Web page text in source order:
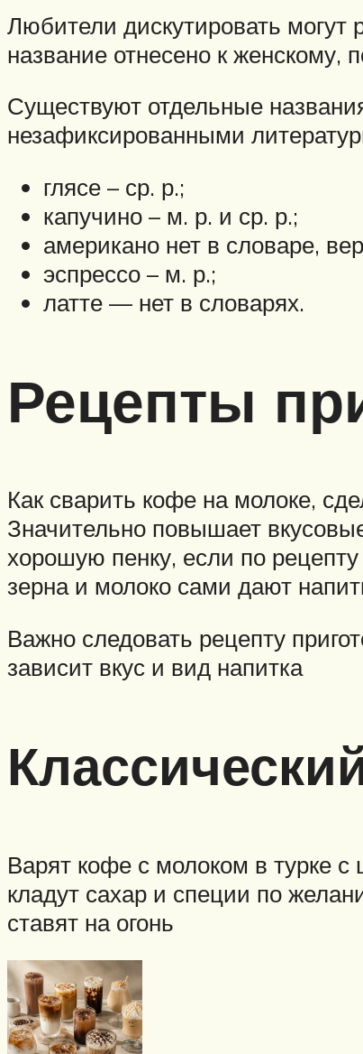
Любители дискутировать могут
название отнесено к женскому,
Существуют отдельные
незафиксированными
глясе – ср. р.;
капучино – м. р. и ср. р.;
американо нет в словаре,
эспрессо – м. р.;
латте — нет в словарях.
Рецепты
Как сварить кофе на молоке,
Значительно повышает
хорошую пенку, если по
зерна и молоко сами дают
Важно следовать рецепту
зависит вкус и вид напитка
Варят кофе с молоком в турке
кладут сахар и специи по
ставят на огонь